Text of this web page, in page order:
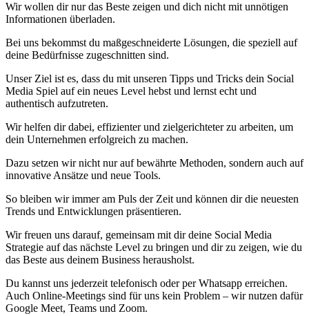
Wir wollen dir nur das Beste zeigen und dich nicht mit unnötigen
Informationen überladen.
Bei uns bekommst du maßgeschneiderte Lösungen, die speziell auf
deine Bedürfnisse zugeschnitten sind.
Unser Ziel ist es, dass du mit unseren Tipps und Tricks dein Social
Media Spiel auf ein neues Level hebst und lernst echt und
authentisch aufzutreten.
Wir helfen dir dabei, effizienter und zielgerichteter zu arbeiten, um
dein Unternehmen erfolgreich zu machen.
Dazu setzen wir nicht nur auf bewährte Methoden, sondern auch auf
innovative Ansätze und neue Tools.
So bleiben wir immer am Puls der Zeit und können dir die neuesten
Trends und Entwicklungen präsentieren.
Wir freuen uns darauf, gemeinsam mit dir deine Social Media
Strategie auf das nächste Level zu bringen und dir zu zeigen, wie du
das Beste aus deinem Business herausholst.
Du kannst uns jederzeit telefonisch oder per Whatsapp erreichen.
Auch Online-Meetings sind für uns kein Problem – wir nutzen dafür
Google Meet, Teams und Zoom.